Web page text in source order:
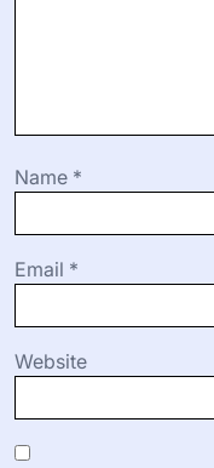
Name *
Email *
Website